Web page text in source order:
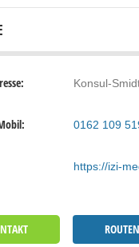
Konsul-
0162 109
https://izi-